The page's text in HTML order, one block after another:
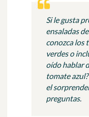
Si le gusta
ensaladas
conozca los
verdes o
oído hablar
tomate
el
preguntas.